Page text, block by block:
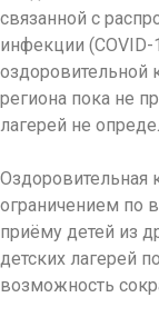
связанной с
инфекции
оздоровительной
региона пока не
лагерей не
Оздоровительная
ограничением по
приёму детей из
детских лагерей
возможность